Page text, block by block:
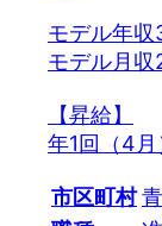
モデル年
モデル月
【昇給】
年1回（4
市区町村